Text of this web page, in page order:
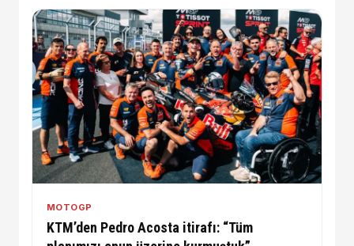
MOTOGP
KTM’den Pedro Acosta itirafı: “Tüm